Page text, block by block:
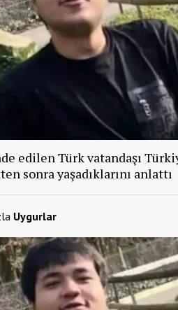
edilen Türk vatandaşı
sonra yaşadıklarını anlattı
Uygurlar